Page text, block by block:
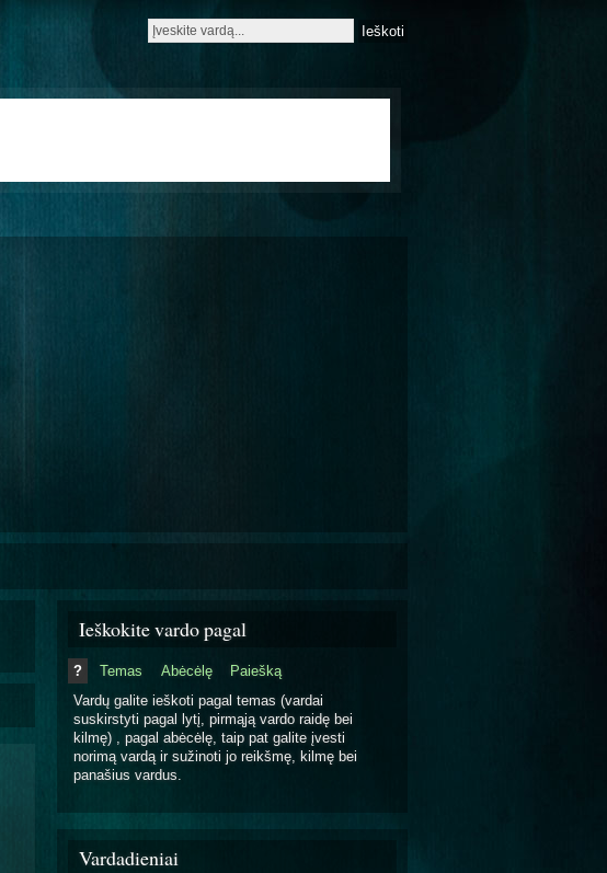
Ieškokite vardo pagal
? Temas Abėcėlę
Paiešką
Vardų galite ieškoti pagal temas (vardai
suskirstyti pagal lytį, pirmąją vardo raidę bei
kilmę) , pagal abėcėlę, taip pat galite įvesti
norimą vardą ir sužinoti jo reikšmę, kilmę bei
panašius vardus.
Vardadieniai